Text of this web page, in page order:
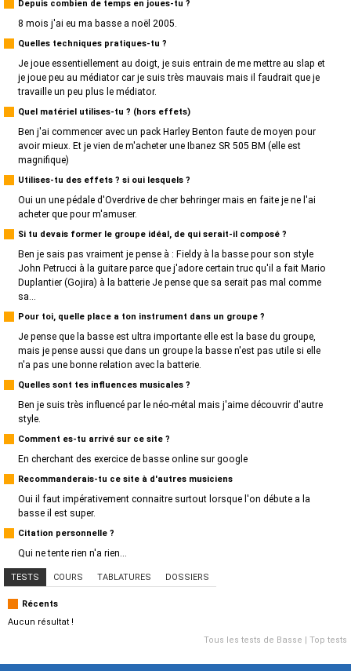
Depuis combien de temps en joues-tu ?
8 mois j'ai eu ma basse a noël 2005.
Quelles techniques pratiques-tu ?
Je joue essentiellement au doigt, je suis entrain de me mettre au slap et
je joue peu au médiator car je suis très mauvais mais il faudrait que je
travaille un peu plus le médiator.
Quel matériel utilises-tu ? (hors effets)
Ben j'ai commencer avec un pack Harley Benton faute de moyen pour
avoir mieux. Et je vien de m'acheter une Ibanez SR 505 BM (elle est
magnifique)
Utilises-tu des effets ? si oui lesquels ?
Oui un une pédale d'Overdrive de cher behringer mais en faite je ne l'ai
acheter que pour m'amuser.
Si tu devais former le groupe idéal, de qui serait-il composé ?
Ben je sais pas vraiment je pense à : Fieldy à la basse pour son style
John Petrucci à la guitare parce que j'adore certain truc qu'il a fait Mario
Duplantier (Gojira) à la batterie Je pense que sa serait pas mal comme
sa...
Pour toi, quelle place a ton instrument dans un groupe ?
Je pense que la basse est ultra importante elle est la base du groupe,
mais je pense aussi que dans un groupe la basse n'est pas utile si elle
n'a pas une bonne relation avec la batterie.
Quelles sont tes influences musicales ?
Ben je suis très influencé par le néo-métal mais j'aime découvrir d'autre
style.
Comment es-tu arrivé sur ce site ?
En cherchant des exercice de basse online sur google
Recommanderais-tu ce site à d'autres musiciens
Oui il faut impérativement connaitre surtout lorsque l'on débute a la
basse il est super.
Citation personnelle ?
Qui ne tente rien n'a rien...
TESTS COURS TABLATURES DOSSIERS
Récents
Aucun résultat !
Tous les tests de Basse
Top tests